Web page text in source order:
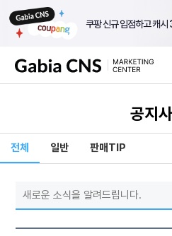
쿠팡 신규 입점하고 캐시
공지
전체 일반 판매TIP